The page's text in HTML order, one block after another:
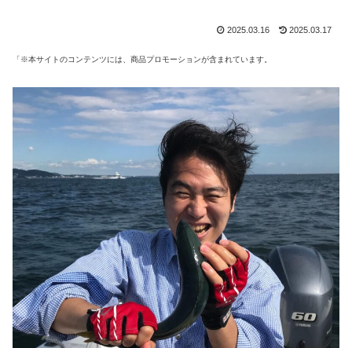
2025.03.16 2025.03.17
「※本サイトのコンテンツには、商品プロモーションが含まれています。